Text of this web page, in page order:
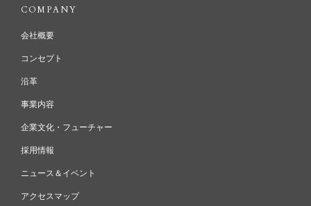
COMPANY
会社概要
コンセプト
沿革
事業内容
企業文化・フューチャー
採用情報
ニュース＆イベント
アクセスマップ